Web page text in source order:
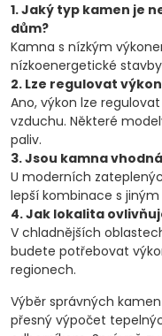
1. Jaký typ kamen je
dům?
Kamna s nízkým
nízkoenergetické
2. Lze regulovat
Ano, výkon lze
vzduchu. Některé
paliv.
3. Jsou kamna
U moderních
lepší kombinace s
4. Jak lokalita
V chladnějších
budete potřebovat
regionech.
Výběr správných
přesný výpočet